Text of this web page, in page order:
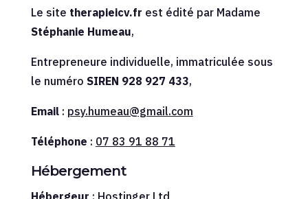
Le site therapieicv.fr est édité par Madame
Stéphanie Humeau,
Entrepreneure individuelle, immatriculée sous
le numéro SIREN 928 927 433,
Email: psy.humeau@gmail.com
Téléphone : 07 83 91 88 71
Hébergement